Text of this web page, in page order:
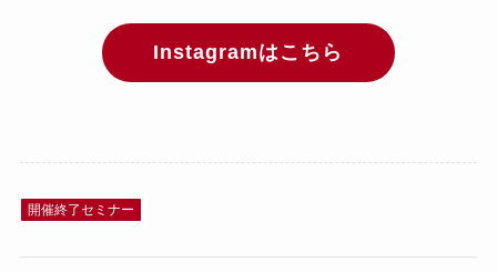
Instagramはこちら
開催終了セミナー